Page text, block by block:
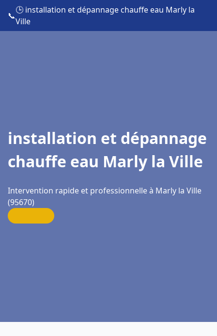
📞
🕒 installation et dépannage chauffe eau Marly la
Ville
installation et dépannage
chauffe eau Marly la Ville
Intervention rapide et professionnelle à Marly la Ville
(95670)